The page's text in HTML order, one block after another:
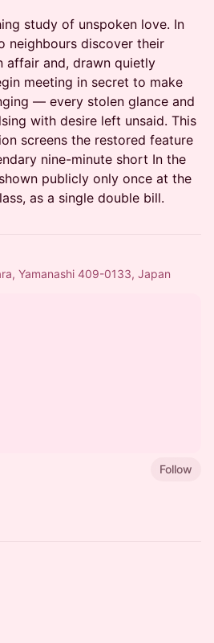
study of unspoken love. In
neighbours discover their
affair and, drawn quietly
meeting in secret to make
— every stolen glance and
with desire left unsaid. This
screens the restored feature
nine-minute short In the
publicly only once at the
as a single double bill.
Yamanashi 409-0133, Japan
Follow